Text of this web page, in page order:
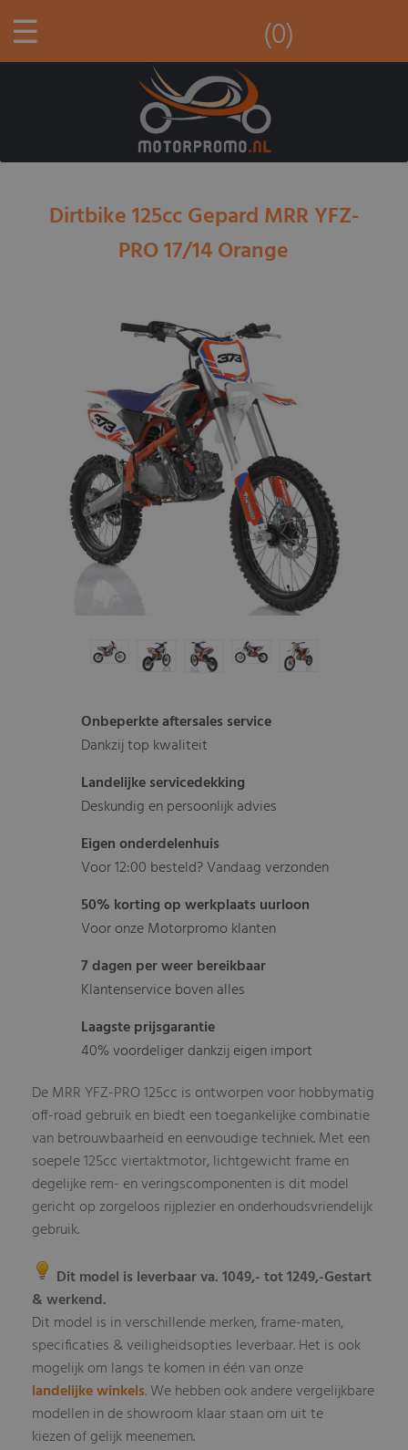
☰ (0)
Dirtbike 125cc Gepard MRR YFZ-
PRO 17/14 Orange
Onbeperkte aftersales service
Dankzij top kwaliteit
Landelijke servicedekking
Deskundig en persoonlijk advies
Eigen onderdelenhuis
Voor 12:00 besteld? Vandaag verzonden
50% korting op werkplaats uurloon
Voor onze Motorpromo klanten
7 dagen per weer bereikbaar
Klantenservice boven alles
Laagste prijsgarantie
40% voordeliger dankzij eigen import
De MRR YFZ-PRO 125cc is ontworpen voor hobbymatig
off-road gebruik en biedt een toegankelijke combinatie
van betrouwbaarheid en eenvoudige techniek. Met een
soepele 125cc viertaktmotor, lichtgewicht frame en
degelijke rem- en veringscomponenten is dit model
gericht op zorgeloos rijplezier en onderhoudsvriendelijk
gebruik.
Dit model is leverbaar va. 1049,- tot 1249,-Gestart
& werkend.
Dit model is in verschillende merken, frame-maten,
specificaties & veiligheidsopties leverbaar. Het is ook
mogelijk om langs te komen in één van onze
landelijke winkels.We hebben ook andere vergelijkbare
modellen in de showroom klaar staan om uit te
kiezen of gelijk meenemen.